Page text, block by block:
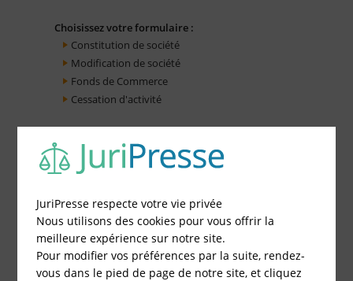
Choisissez votre formulaire :
Constitution de société
Modification de société
Fonds de Commerce
Cessation d'activité
JuriPresse respecte votre vie privée
Nous utilisons des cookies pour vous offrir la
meilleure expérience sur notre site.
Pour modifier vos préférences par la suite, rendez-
vous dans le pied de page de notre site, et cliquez